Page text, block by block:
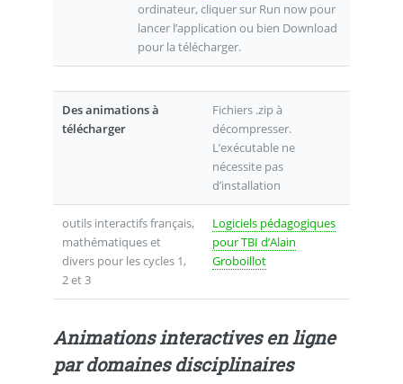
ordinateur, cliquer sur Run now pour
lancer l’application ou bien Download
pour la télécharger.
Des animations à
télécharger
Fichiers .zip à
décompresser.
L’exécutable ne
nécessite pas
d’installation
outils interactifs français,
mathématiques et
divers pour les cycles 1,
2 et 3
Logiciels pédagogiques
pour TBI d’Alain
Groboillot
Animations interactives en ligne
par domaines disciplinaires